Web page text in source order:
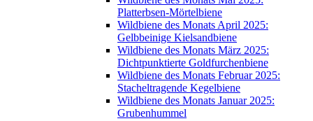
Platterbsen-Mörtelbiene
Wildbiene des Monats April 2025:
Gelbbeinige Kielsandbiene
Wildbiene des Monats März 2025:
Dichtpunktierte Goldfurchenbiene
Wildbiene des Monats Februar 2025:
Stacheltragende Kegelbiene
Wildbiene des Monats Januar 2025:
Grubenhummel